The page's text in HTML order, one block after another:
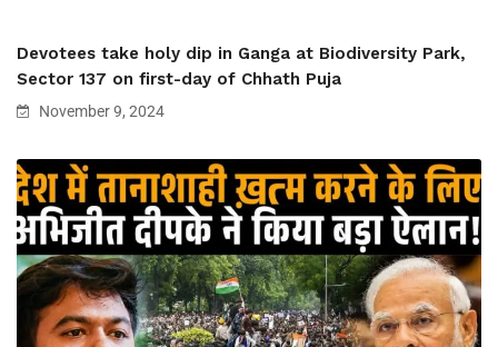
Devotees take holy dip in Ganga at Biodiversity Park,
Sector 137 on first-day of Chhath Puja
November 9, 2024